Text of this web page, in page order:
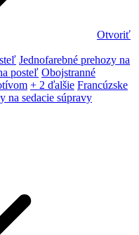
Otvoriť
Jednofarebné prehozy na
posteľ Obojstranné
+ 2 ďalšie Francúzske
na sedacie súpravy